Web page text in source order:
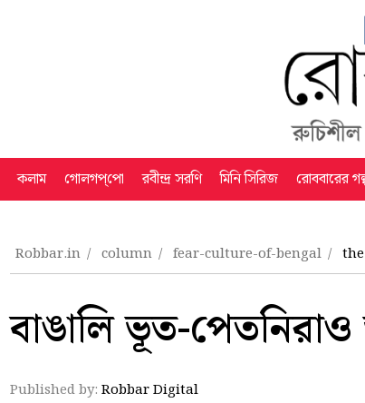
কলাম গোলগপ্‌পো রবীন্দ্র সরণি মিনি সিরিজ রোববারের
Robbar.in column fear-culture-of-bengal
বাঙালি ভূত-পেতনিরাও
Published by: Robbar Digital